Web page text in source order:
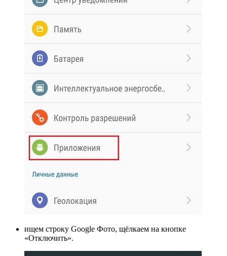
ищем строку Google Фото, щёлкаем на кнопке
«Отключить».